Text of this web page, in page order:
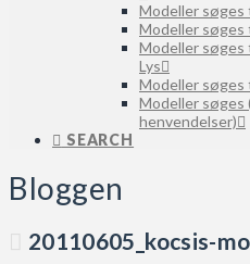
Modeller
Modeller
Modeller søges
Lys
Modeller
Modeller søges
henvendelser)
SEARCH
Bloggen
20110605_kocsis-